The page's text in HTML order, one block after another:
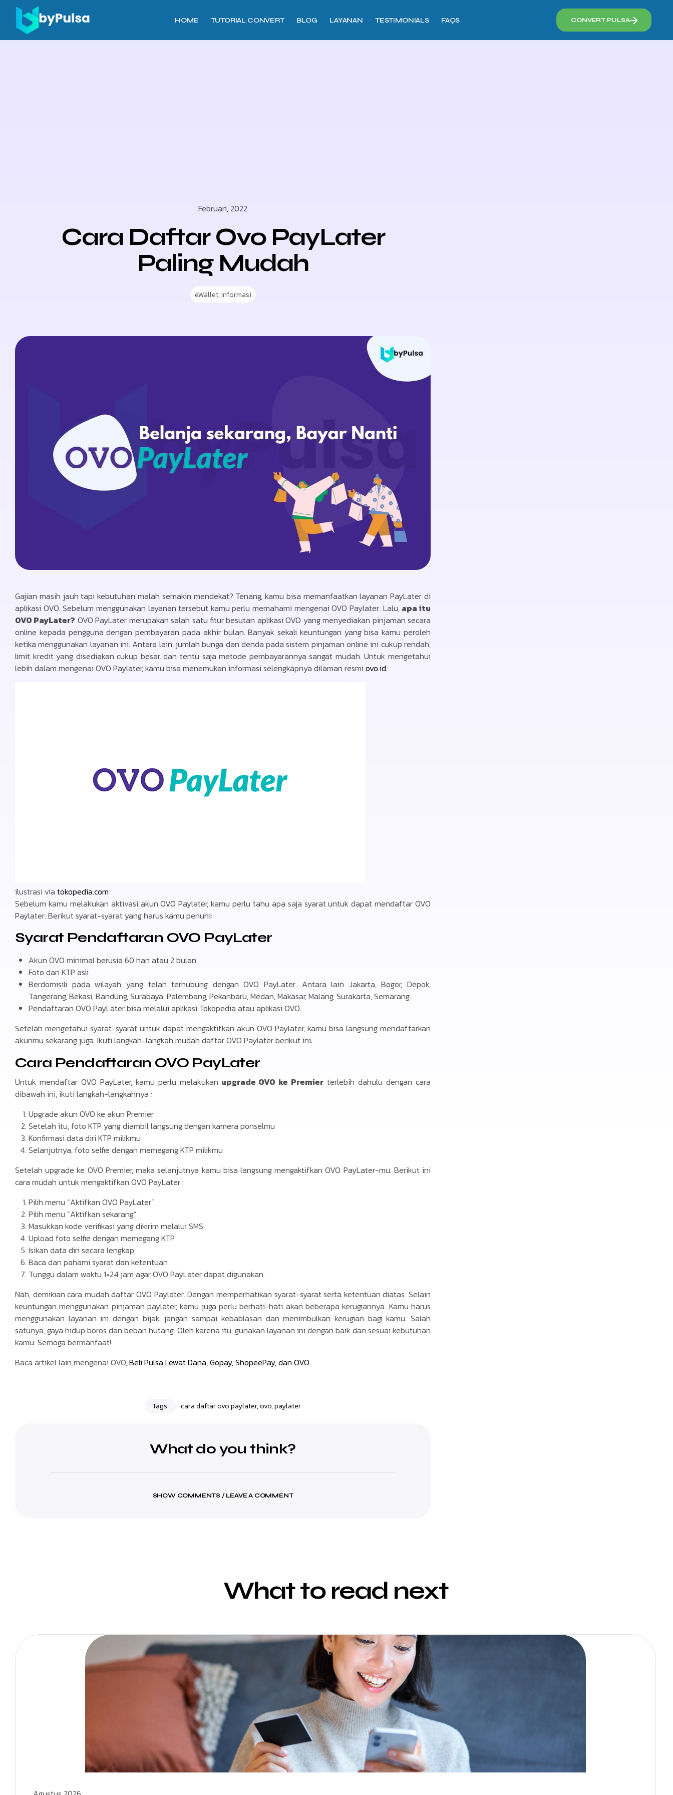
HOME TUTORIAL CONVERT BLOG LAYANAN TESTIMONIALS FAQS CONVERT PULSA
Februari, 2022
Cara Daftar Ovo PayLater
Paling Mudah
eWallet,Informasi
Gajian masih jauh tapi kebutuhan malah semakin mendekat? Tenang, kamu bisa memanfaatkan layanan PayLater di
aplikasi OVO. Sebelum menggunakan layanan tersebut kamu perlu memahami mengenai OVO Paylater. Lalu, apa itu
OVO PayLater? OVO PayLater merupakan salah satu fitur besutan aplikasi OVO yang menyediakan pinjaman secara
online kepada pengguna dengan pembayaran pada akhir bulan. Banyak sekali keuntungan yang bisa kamu peroleh
ketika menggunakan layanan ini. Antara lain, jumlah bunga dan denda pada sistem pinjaman online ini cukup rendah,
limit kredit yang disediakan cukup besar, dan tentu saja metode pembayarannya sangat mudah. Untuk mengetahui
lebih dalam mengenai OVO Paylater, kamu bisa menemukan informasi selengkapnya dilaman resmi ovo.id.
ilustrasi via tokopedia.com
Sebelum kamu melakukan aktivasi akun OVO Paylater, kamu perlu tahu apa saja syarat untuk dapat mendaftar OVO
Paylater. Berikut syarat-syarat yang harus kamu penuhi:
Syarat Pendaftaran OVO PayLater
Akun OVO minimal berusia 60 hari atau 2 bulan
Foto dan KTP asli
Berdomisili pada wilayah yang telah terhubung dengan OVO PayLater. Antara lain Jakarta, Bogor, Depok,
Tangerang, Bekasi, Bandung, Surabaya, Palembang, Pekanbaru, Medan, Makasar, Malang, Surakarta, Semarang.
Pendaftaran OVO PayLater bisa melalui aplikasi Tokopedia atau aplikasi OVO.
Setelah mengetahui syarat-syarat untuk dapat mengaktifkan akun OVO Paylater, kamu bisa langsung mendaftarkan
akunmu sekarang juga. Ikuti langkah-langkah mudah daftar OVO Paylater berikut ini:
Cara Pendaftaran OVO PayLater
Untuk mendaftar OVO PayLater, kamu perlu melakukan upgrade OVO ke Premier terlebih dahulu dengan cara
dibawah ini, ikuti langkah-langkahnya :
Upgrade akun OVO ke akun Premier
Setelah itu, foto KTP yang diambil langsung dengan kamera ponselmu
Konfirmasi data diri KTP milikmu
Selanjutnya, foto selfie dengan memegang KTP milikmu
Setelah upgrade ke OVO Premier, maka selanjutnya kamu bisa langsung mengaktifkan OVO PayLater-mu. Berikut ini
cara mudah untuk mengaktifkan OVO PayLater :
Pilih menu “Aktifkan OVO PayLater”
Pilih menu “Aktifkan sekarang”
Masukkan kode verifikasi yang dikirim melalui SMS
Upload foto selfie dengan memegang KTP
Isikan data diri secara lengkap
Baca dan pahami syarat dan ketentuan
Tunggu dalam waktu 1×24 jam agar OVO PayLater dapat digunakan.
Nah, demikian cara mudah daftar OVO Paylater. Dengan memperhatikan syarat-syarat serta ketentuan diatas. Selain
keuntungan menggunakan pinjaman paylater, kamu juga perlu berhati-hati akan beberapa kerugiannya. Kamu harus
menggunakan layanan ini dengan bijak, jangan sampai kebablasan dan menimbulkan kerugian bagi kamu. Salah
satunya, gaya hidup boros dan beban hutang. Oleh karena itu, gunakan layanan ini dengan baik dan sesuai kebutuhan
kamu. Semoga bermanfaat!
Baca artikel lain mengenai OVO,Beli Pulsa Lewat Dana, Gopay, ShopeePay, dan OVO.
Tags cara daftar ovo paylater,ovo,paylater
What do you think?
SHOW COMMENTS / LEAVE A COMMENT
What to read next